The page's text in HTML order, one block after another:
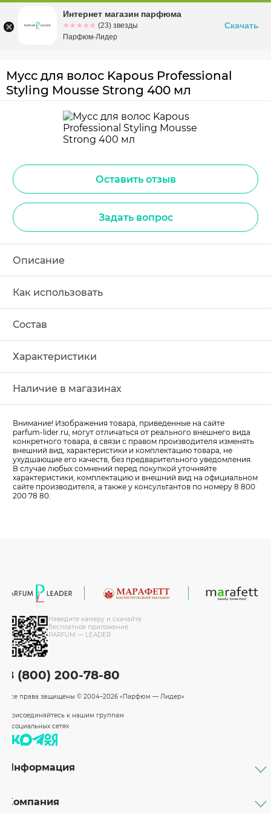
Омскул. Заозерная, 11, к. 1
Мусс для волос Kapous Professional
Styling Mousse Strong 400 мл
Оставить отзыв
Задать вопрос
Описание
Как использовать
Состав
Характеристики
Наличие в магазинах
Внимание! Изображения товара, приведенные на сайте
parfum-lider.ru, могут отличаться от реального внешнего вида
конкретного товара, в связи с правом производителя изменять
внешний вид, характеристики и комплектацию товара, не
ухудшающие его качеств, без предварительного уведомления.
В случае любых сомнений перед покупкой уточняйте
характеристики, комплектацию и внешний вид на официальном
сайте производителя, а также у консультантов по номеру 8 800
200 78 80.
Наведите камеру и скачайте
бесплатное приложение
PARFUM — LEADER
8 (800) 200-78-80
Все права защищены © 2004–2026 «Парфюм — Лидер»
Присоединяйтесь к нашим группам
в социальных сетях
Информация
Бренды
Компания
Интернет магазин парфюма
☆☆☆☆☆
★★★★★ (23) звезды
Парфюм-Лидер
Скачать